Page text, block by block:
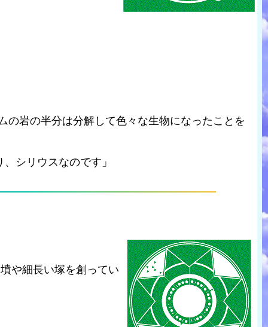
の岩の半分は分解して色々な生物になったことを
シリウスなのです」
や細長い塚を創ってい